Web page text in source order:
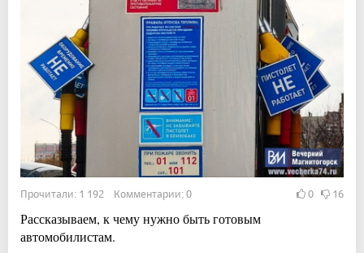
Прочитали: 1 192 Комментарии: 0 0 16
Рассказываем, к чему нужно быть готовым
автомобилистам.